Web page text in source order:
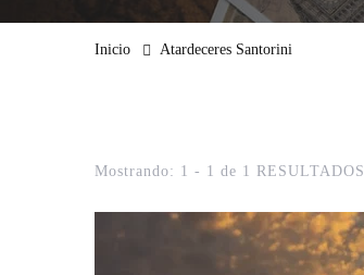
Inicio Atardeceres Santorini
Mostrando: 1 - 1 de 1 RESULTADOS